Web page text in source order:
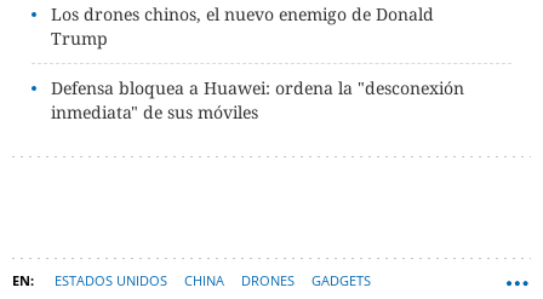
Los drones chinos, el nuevo enemigo de Donald
Trump
Defensa bloquea a Huawei: ordena la "desconexión
inmediata" de sus móviles
ESTADOS UNIDOS CHINA DRONES GADGETS